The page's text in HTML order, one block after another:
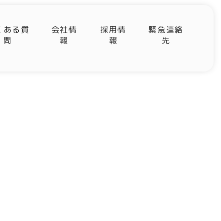
ある質
問
会社情
報
採用情
報
緊急連絡
先